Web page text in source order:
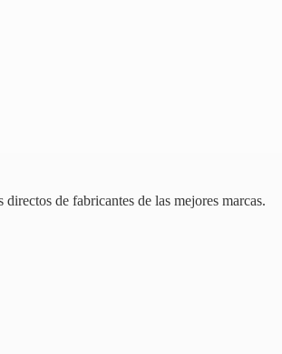
directos de fabricantes de lasmejores marcas.